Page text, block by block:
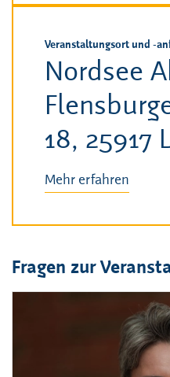
Veranstaltungsort und -
Nordsee
18, 25917
Mehr erfahren
Fragen zur